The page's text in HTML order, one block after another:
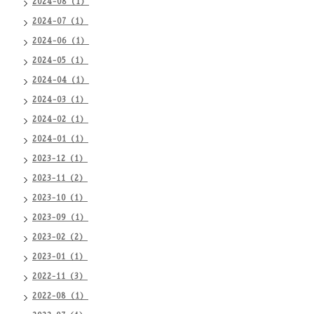
2024-08（1）
2024-07（1）
2024-06（1）
2024-05（1）
2024-04（1）
2024-03（1）
2024-02（1）
2024-01（1）
2023-12（1）
2023-11（2）
2023-10（1）
2023-09（1）
2023-02（2）
2023-01（1）
2022-11（3）
2022-08（1）